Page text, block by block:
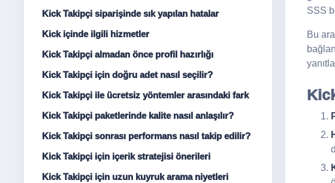
Kick Takipçi siparişinde sık yapılan hatalar
Kick içinde ilgili hizmetler
Kick Takipçi almadan önce profil hazırlığı
Kick Takipçi için doğru adet nasıl seçilir?
Kick Takipçi ile ücretsiz yöntemler arasındaki fark
Kick Takipçi paketlerinde kalite nasıl anlaşılır?
Kick Takipçi sonrası performans nasıl takip edilir?
Kick Takipçi için içerik stratejisi önerileri
Kick Takipçi için uzun kuyruk arama niyetleri
SSS
Bu